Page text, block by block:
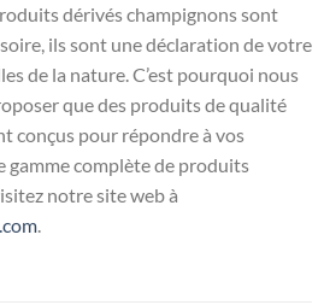
dérivés champignons sont
ils sont une déclaration de votre
de la nature. C’est pourquoi nous
que des produits de qualité
conçus pour répondre à vos
gamme complète de produits
notre site web à